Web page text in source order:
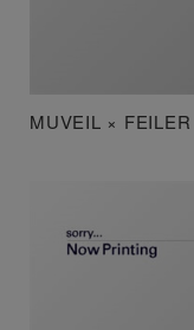
MUVEIL ×